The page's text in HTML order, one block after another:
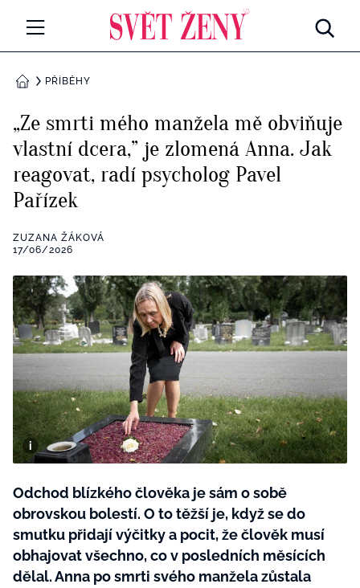
Všechny kategorie
Rozhovory
RETROHUBKY
PSYCHOLOGIE
Seberozvoj
ZDRAVÍ
Životní styl
ZÁBAVA
Všechny kategorie
Testy a kvízy
BYDLENÍ
Všechny kategorie
Tvoření
Rady a tipy
BurdaMedia
Extra
SVĚT ŽENY - 599 KČ
ROČNÍ PŘEDPLATNÉ SVĚT ŽENY +
SADA PRODUKTŮ MANA (10 ks)
DOMŮPŘÍBĚHY
„Ze smrti mého manžela mě obviňuje
vlastní dcera,” je zlomená Anna. Jak
reagovat, radí psycholog Pavel
Pařízek
ZUZANA ŽÁKOVÁ
17/06/2026
Odchod blízkého člověka je sám o sobě
obrovskou bolestí. O to těžší je, když se do
smutku přidají výčitky a pocit, že člověk musí
obhajovat všechno, co v posledních měsících
dělal. Anna po smrti svého manžela zůstala